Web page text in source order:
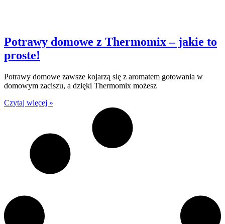
Potrawy domowe z Thermomix – jakie to
proste!
Potrawy domowe zawsze kojarzą się z aromatem gotowania w
domowym zaciszu, a dzięki Thermomix możesz
Czytaj więcej »